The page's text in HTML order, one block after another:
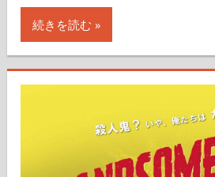
続きを読む